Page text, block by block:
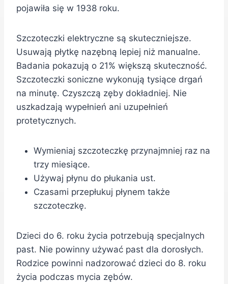
pojawiła się w 1938 roku.
Szczoteczki elektryczne są skuteczniejsze.
Usuwają płytkę nazębną lepiej niż manualne.
Badania pokazują o 21% większą skuteczność.
Szczoteczki soniczne wykonują tysiące drgań
na minutę. Czyszczą zęby dokładniej. Nie
uszkadzają wypełnień ani uzupełnień
protetycznych.
Wymieniaj szczoteczkę przynajmniej raz na
trzy miesiące.
Używaj płynu do płukania ust.
Czasami przepłukuj płynem także
szczoteczkę.
Dzieci do 6. roku życia potrzebują specjalnych
past. Nie powinny używać past dla dorosłych.
Rodzice powinni nadzorować dzieci do 8. roku
życia podczas mycia zębów.